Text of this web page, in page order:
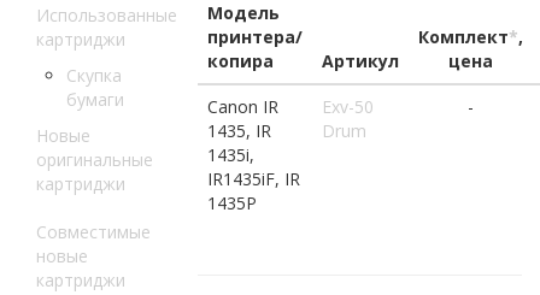
Использованные
картриджи
Скупка
бумаги
Новые
оригинальные
картриджи
Совместимые
новые
картриджи
Модель
принтера/
копира
Артикул
Комплект*,
цена
Canon IR
1435, IR
1435i,
IR1435iF, IR
1435P
Exv-50
Drum
-